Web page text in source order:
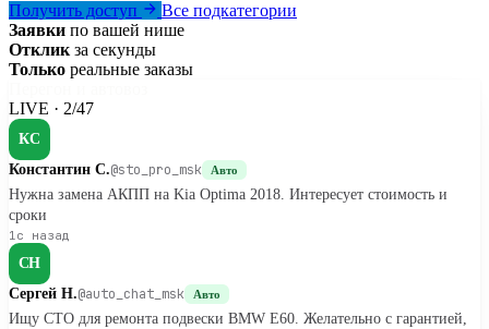
Получить доступ
Все подкатегории
Заявки по вашей нише
Отклик за секунды
Только реальные заказы
LIVE · 2/47
КС
Константин С.@sto_pro_msk Авто
Нужна замена АКПП на Kia Optima 2018. Интересует стоимость и
сроки
1с назад
СН
Сергей Н.@auto_chat_msk Авто
Ищу СТО для ремонта подвески BMW E60. Желательно с гарантией,